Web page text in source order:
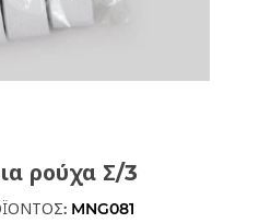
ρούχα Σ/3
MNG081